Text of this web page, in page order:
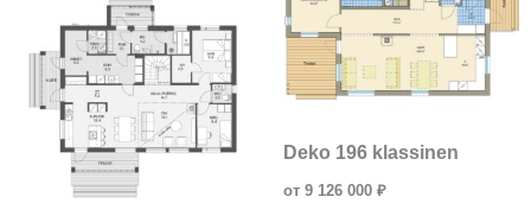
Deko 196 klassinen
от 9 126 000 ₽